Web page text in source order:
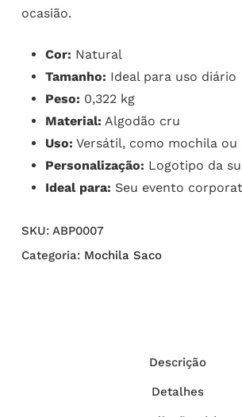
ocasião.
Cor: Natural
Tamanho: Ideal para uso diário
Peso: 0,322 kg
Material: Algodão cru
Uso: Versátil, como mochila ou
Personalização: Logotipo da
Ideal para: Seu evento
SKU: ABP0007
Categoria: Mochila Saco
Descrição
Detalhes